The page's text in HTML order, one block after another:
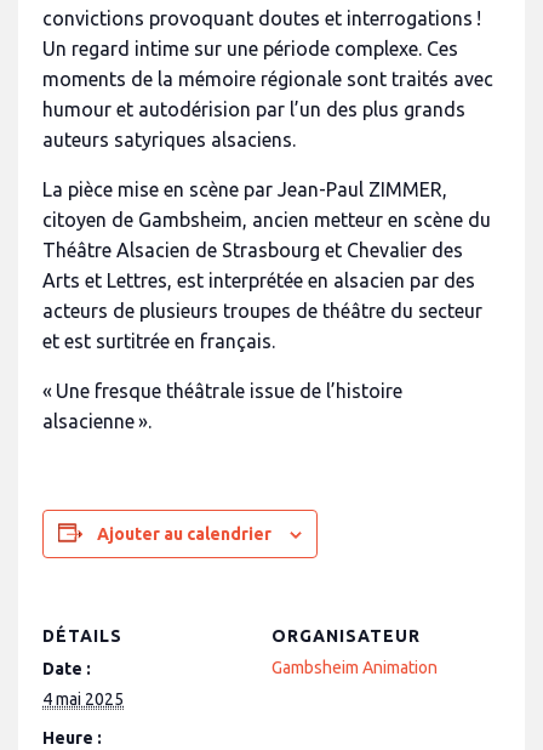
convictions provoquant doutes et interrogations !
Un regard intime sur une période complexe. Ces
moments de la mémoire régionale sont traités avec
humour et autodérision par l’un des plus grands
auteurs satyriques alsaciens.
La pièce mise en scène par Jean-Paul ZIMMER,
citoyen de Gambsheim, ancien metteur en scène du
Théâtre Alsacien de Strasbourg et Chevalier des
Arts et Lettres, est interprétée en alsacien par des
acteurs de plusieurs troupes de théâtre du secteur
et est surtitrée en français.
« Une fresque théâtrale issue de l’histoire
alsacienne ».
Ajouter au calendrier
DÉTAILS
Date :
4 mai 2025
Heure :
ORGANISATEUR
Gambsheim Animation